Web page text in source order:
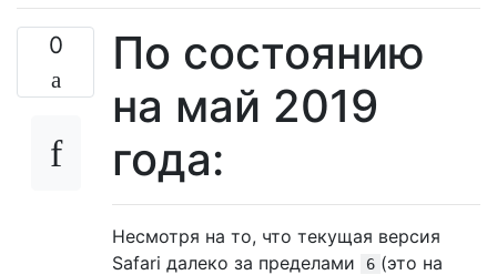
0
По состоянию
на май 2019
года:
Несмотря на то, что текущая версия
Safari далеко за пределами
6 (это на